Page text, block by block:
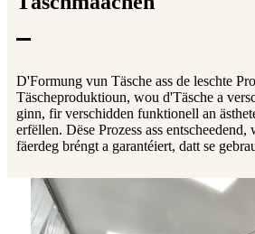
D'Formung vun Täsche ass de leschte
Täscheproduktioun, wou d'Täsche a
ginn, fir verschidden funktionell an
erfëllen. Dëse Prozess ass entscheedend,
fäerdeg bréngt a garantéiert, datt se